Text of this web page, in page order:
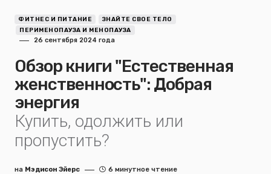
ФИТНЕС И ПИТАНИЕ
ЗНАЙТЕ СВОЕ ТЕЛО
ПЕРИМЕНОПАУЗА И МЕНОПАУЗА
26 сентября 2024 года
Обзор книги "Естественная
женственность": Добрая
энергия
Купить, одолжить или
пропустить?
на Мэдисон Эйерс
6 минутное чтение